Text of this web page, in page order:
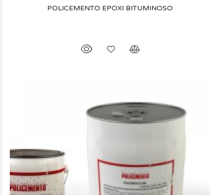
POLICEMENTO EPOXI BITUMINOSO